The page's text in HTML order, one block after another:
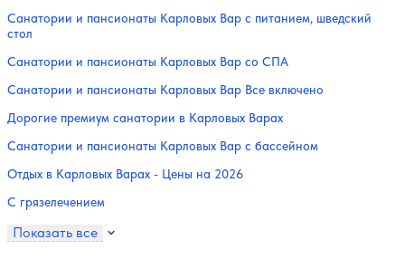
Санатории и пансионаты Карловых Вар с питанием, шведский
стол
Санатории и пансионаты Карловых Вар со СПА
Санатории и пансионаты Карловых Вар Все включено
Дорогие премиум санатории в Карловых Варах
Санатории и пансионаты Карловых Вар с бассейном
Отдых в Карловых Варах - Цены на 2026
С грязелечением
Показать все